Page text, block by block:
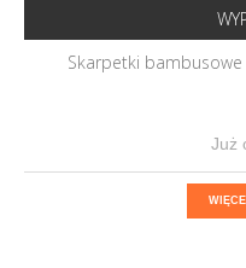
Skarpetki bambusowe
Już